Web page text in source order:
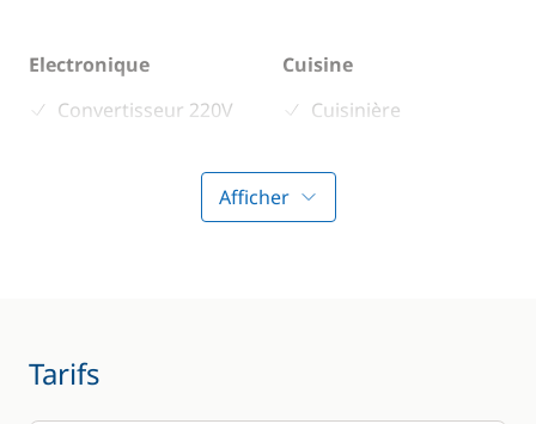
Electronique
Convertisseur 220V
Cuisine
Cuisinière
Afficher
Tarifs